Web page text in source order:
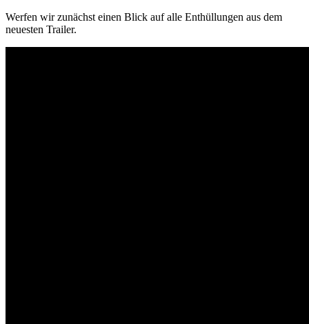
Werfen wir zunächst einen Blick auf alle Enthüllungen aus dem
neuesten Trailer.